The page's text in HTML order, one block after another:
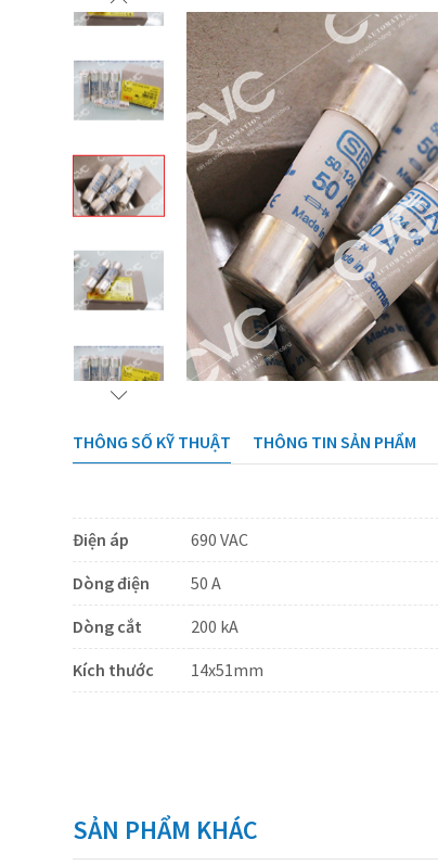
THÔNG SỐ KỸ THUẬT THÔNG TIN SẢN PHẨM
Điện áp
690 VAC
Dòng điện
50 A
Dòng cắt
200 kA
Kích thước
14x51mm
SẢN PHẨM KHÁC